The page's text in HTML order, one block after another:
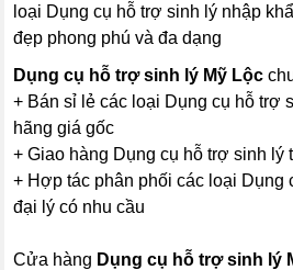
loại Dụng cụ hỗ trợ sinh lý nhập
đẹp phong phú và đa dạng
Dụng cụ hỗ trợ sinh lý Mỹ Lộc
+ Bán sỉ lẻ các loại Dụng cụ hỗ trợ
hãng giá gốc
+ Giao hàng Dụng cụ hỗ trợ sinh lý
+ Hợp tác phân phối các loại Dụng
đại lý có nhu cầu
Cửa hàng Dụng cụ hỗ trợ sinh lý